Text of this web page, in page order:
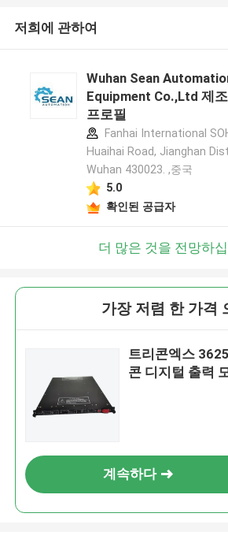
저희에 관하여
Wuhan Sean
Equipment Co.,Ltd 제조
프로필
Fanhai International
Huaihai Road, Jianghan
Wuhan 430023. ,중국
5.0
확인된 공급자
더 많은 것을 전망하
가장 저렴 한 가격
트리콘엑스
콘 디지털 출력
계속하다